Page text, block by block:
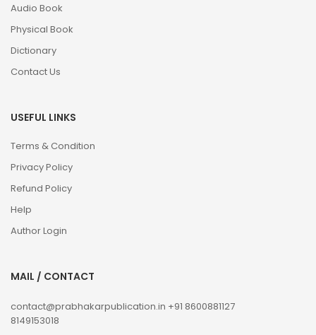
Audio Book
Physical Book
Dictionary
Contact Us
USEFUL LINKS
Terms & Condition
Privacy Policy
Refund Policy
Help
Author Login
MAIL / CONTACT
contact@prabhakarpublication.in +91 8600881127
8149153018